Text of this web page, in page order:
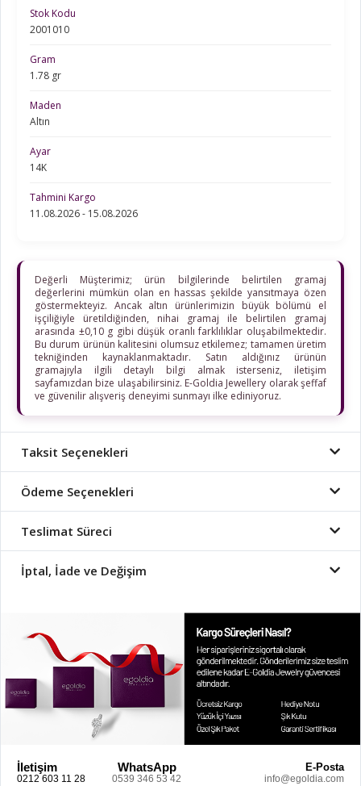
Stok Kodu
2001010
Gram
1.78 gr
Maden
Altın
Ayar
14K
Tahmini Kargo
11.08.2026 - 15.08.2026
Değerli Müşterimiz; ürün bilgilerinde belirtilen gramaj
değerlerini mümkün olan en hassas şekilde yansıtmaya özen
göstermekteyiz. Ancak altın ürünlerimizin büyük bölümü el
işçiliğiyle üretildiğinden, nihai gramaj ile belirtilen gramaj
arasında ±0,10 g gibi düşük oranlı farklılıklar oluşabilmektedir.
Bu durum ürünün kalitesini olumsuz etkilemez; tamamen üretim
tekniğinden kaynaklanmaktadır. Satın aldığınız ürünün
gramajıyla ilgili detaylı bilgi almak isterseniz, iletişim
sayfamızdan bize ulaşabilirsiniz. E-Goldia Jewellery olarak şeffaf
ve güvenilir alışveriş deneyimi sunmayı ilke ediniyoruz.
Taksit Seçenekleri
Ödeme Seçenekleri
Teslimat Süreci
İptal, İade ve Değişim
İletişim
0212 603 11 28
WhatsApp
0539 346 53 42
E-Posta
info@egoldia.com